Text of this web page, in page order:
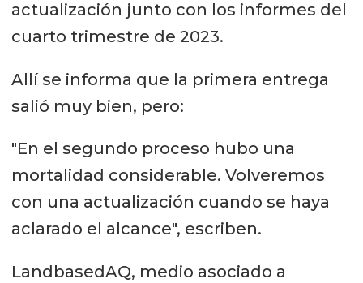
actualización junto con los informes del
cuarto trimestre de 2023.
Allí se informa que la primera entrega
salió muy bien, pero:
"En el segundo proceso hubo una
mortalidad considerable. Volveremos
con una actualización cuando se haya
aclarado el alcance", escriben.
LandbasedAQ, medio asociado a